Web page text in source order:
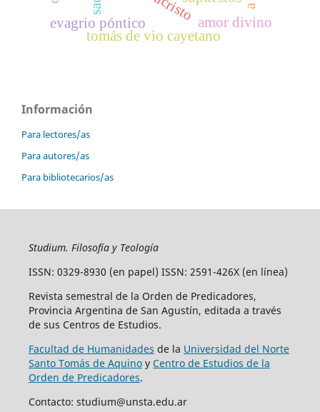
evagrio póntico
tomás de vio cayetano
amor divino
Información
Para lectores/as
Para autores/as
Para bibliotecarios/as
Studium. Filosofía y Teología
ISSN: 0329-8930 (en papel) ISSN: 2591-426X (en línea)
Revista semestral de la Orden de Predicadores,
Provincia Argentina de San Agustín, editada a través
de sus Centros de Estudios.
Facultad de Humanidades de la Universidad del Norte
Santo Tomás de Aquinoy Centro de Estudios de la
Orden de Predicadores.
Contacto: studium@unsta.edu.ar